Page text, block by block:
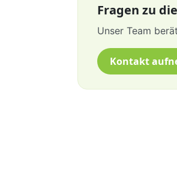
Fragen zu
Unser Team
Kontakt